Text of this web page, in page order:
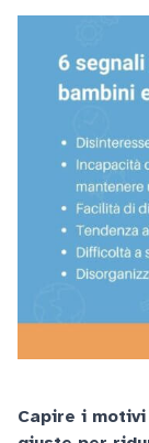
Capire i